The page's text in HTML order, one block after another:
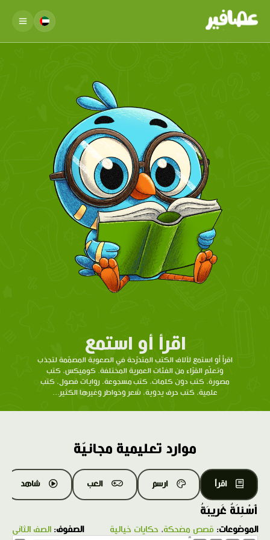
اقرأ أو استمع
اقرأ أو استمع لآلاف الكتب المتدرّحة في الصعوبة المصمّمة لتجذب
وتعلّم القرّاء من الفئات العمرية المختلفة. كوميكس، كتب
مصورة، كتب دون كلمات، كتب مسجوعة، روايات فصول، كتب
علمية، كتب حرف يدوية، شعر وخواطر وغيرها الكثير...
موارد تعليمية مجانيّة
اقرأ ارسم العب شاهد
أَسْئِلَةٌ غَريبَةُ
الموضوعات: قصص مضحكة، حكايات خيالية الصفوف: الصف الثاني